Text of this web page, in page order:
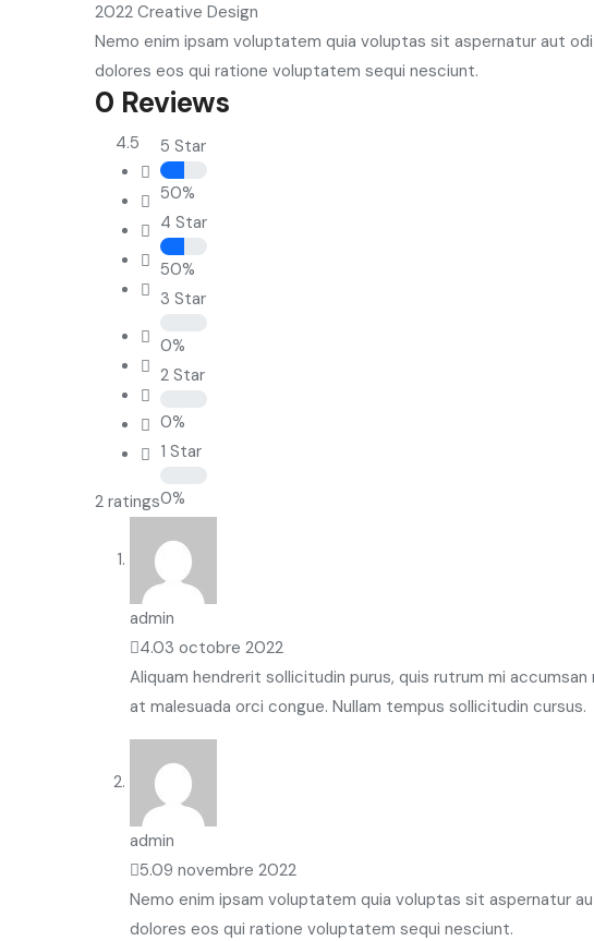
2022 Creative Design
Nemo enim ipsam voluptatem quia voluptas sit aspernatur aut
dolores eos qui ratione voluptatem sequi nesciunt.
0 Reviews
4.5
2 ratings
5 Star
50%
4 Star
50%
3 Star
0%
2 Star
0%
1 Star
0%
admin
4.03 octobre 2022
Aliquam hendrerit sollicitudin purus, quis rutrum mi
at malesuada orci congue. Nullam tempus sollicitudin cursus.
admin
5.09 novembre 2022
Nemo enim ipsam voluptatem quia voluptas sit aspernatur
dolores eos qui ratione voluptatem sequi nesciunt.